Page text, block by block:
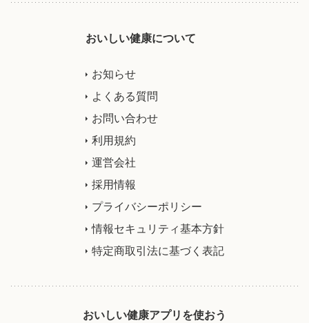
おいしい健康について
お知らせ
よくある質問
お問い合わせ
利用規約
運営会社
採用情報
プライバシーポリシー
情報セキュリティ基本方針
特定商取引法に基づく表記
おいしい健康アプリを使おう